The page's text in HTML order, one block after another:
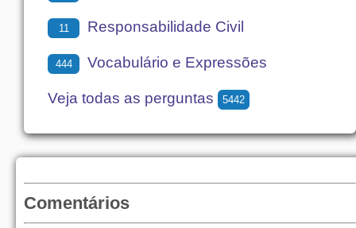
11 Responsabilidade Civil
444 Vocabulário e Expressões
Veja todas as perguntas 5442
Comentários